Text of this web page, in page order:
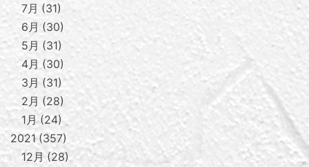
7月
31
6月
30
5月
31
4月
30
3月
31
2月
28
1月 24
2021 357
12月 28